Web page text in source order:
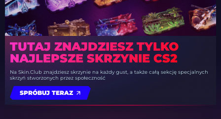
TUTAJ ZNAJDZIESZ TYLKO
NAJLEPSZE SKRZYNIE CS2
Na Skin.Club znajdziesz skrzynie na każdy gust, a także całą sekcję specjalnych
skrzyń stworzonych przez społeczność
SPRÓBUJ TERAZ